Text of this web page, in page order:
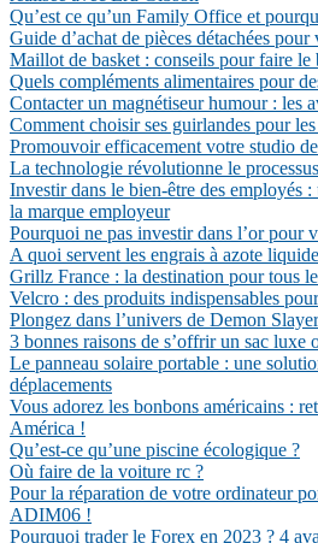
Qu’est ce qu’un Family Office et
Guide d’achat de pièces détachées
Maillot de basket : conseils pour faire le
Quels compléments alimentaires pour
Contacter un magnétiseur humour : les
Comment choisir ses guirlandes pour
Promouvoir efficacement votre studio
La technologie révolutionne le
Investir dans le bien-être des employés
la marque employeur
Pourquoi ne pas investir dans l’or pour
A quoi servent les engrais à azote
Grillz France : la destination pour tous
Velcro : des produits indispensables
Plongez dans l’univers de Demon
3 bonnes raisons de s’offrir un sac luxe
Le panneau solaire portable : une
déplacements
Vous adorez les bonbons américains :
América !
Qu’est-ce qu’une piscine écologique ?
Où faire de la voiture rc ?
Pour la réparation de votre ordinateur
ADIM06 !
Pourquoi trader le Forex en 2023 ? 4